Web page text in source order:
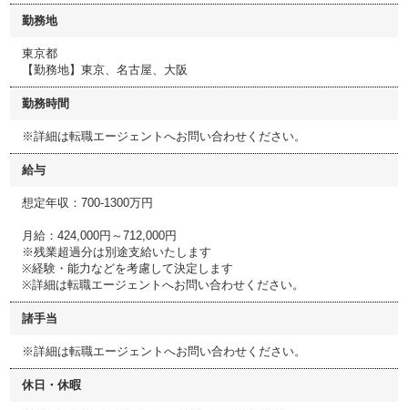
勤務地
東京都
【勤務地】東京、名古屋、大阪
勤務時間
※詳細は転職エージェントへお問い合わせください。
給与
想定年収：700-1300万円
月給：424,000円～712,000円
※残業超過分は別途支給いたします
※経験・能力などを考慮して決定します
※詳細は転職エージェントへお問い合わせください。
諸手当
※詳細は転職エージェントへお問い合わせください。
休日・休暇